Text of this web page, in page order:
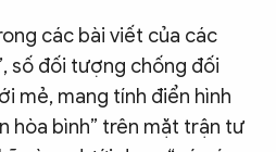
Podcast
các bài viết của các
số đối tượng chống đối
mẻ, mang tính điển hình
hòa bình” trên mặt trận tư